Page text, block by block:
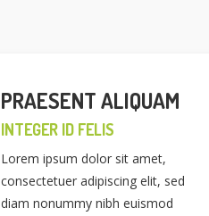
PRAESENT ALIQUAM
INTEGER ID FELIS
Lorem ipsum dolor sit amet,
consectetuer adipiscing elit, sed
diam nonummy nibh euismod